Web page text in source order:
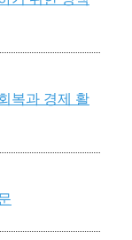
복과 경제 활